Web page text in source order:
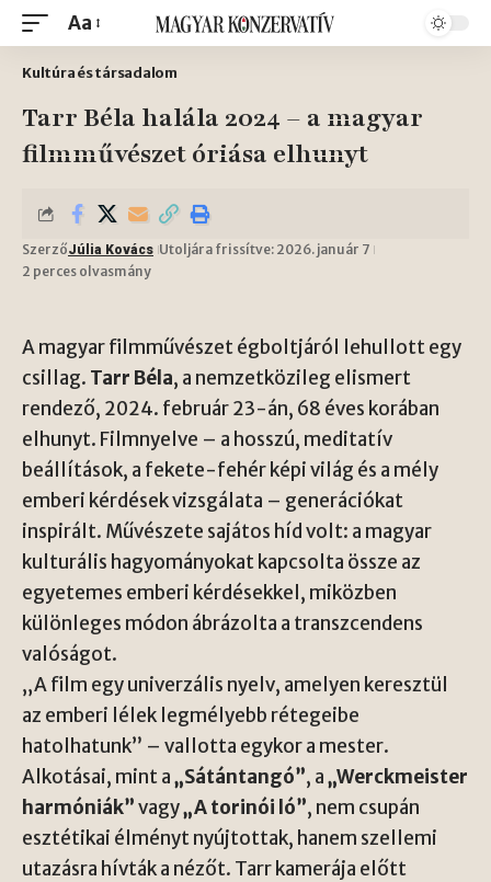
Aa
Kultúra és társadalom
Tarr Béla halála 2024 – a magyar
filmművészet óriása elhunyt
SzerzőJúlia Kovács Utoljára frissítve: 2026. január 7
2 perces olvasmány
A magyar filmművészet égboltjáról lehullott egy
csillag. Tarr Béla, a nemzetközileg elismert
rendező, 2024. február 23-án, 68 éves korában
elhunyt. Filmnyelve – a hosszú, meditatív
beállítások, a fekete-fehér képi világ és a mély
emberi kérdések vizsgálata – generációkat
inspirált. Művészete sajátos híd volt: a magyar
kulturális hagyományokat kapcsolta össze az
egyetemes emberi kérdésekkel, miközben
különleges módon ábrázolta a transzcendens
valóságot.
„A film egy univerzális nyelv, amelyen keresztül
az emberi lélek legmélyebb rétegeibe
hatolhatunk” – vallotta egykor a mester.
Alkotásai, mint a„Sátántangó”, a„Werckmeister
harmóniák”vagy„A torinói ló”, nem csupán
esztétikai élményt nyújtottak, hanem szellemi
utazásra hívták a nézőt. Tarr kamerája előtt